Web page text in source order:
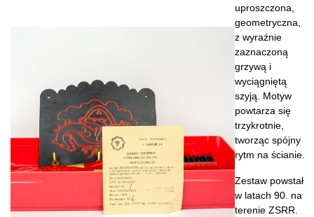
uproszczona,
geometryczna,
z wyraźnie
zaznaczoną
grzywą i
wyciągniętą
szyją. Motyw
powtarza się
trzykrotnie,
tworząc spójny
rytm na ścianie.
Zestaw powstał
w latach 90. na
terenie ZSRR.